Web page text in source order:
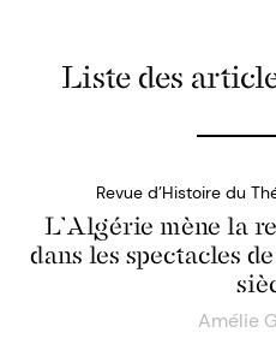
Liste des
Revue d’Histoire du
L’Algérie mène la
dans les spectacles
Amélie